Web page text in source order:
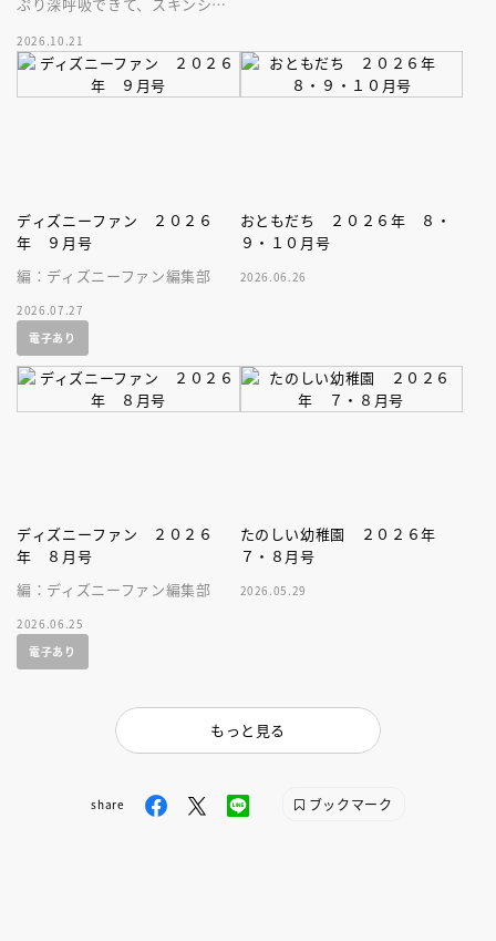
家、キボリノコンノ初のファー
ストブック。
2026.10.21
ディズニーファン ２０２６
年 ９月号
編：ディズニーファン編集部
2026.07.27
電子あり
おともだち ２０２６年 ８・
９・１０月号
2026.06.26
ディズニーファン ２０２６
年 ８月号
編：ディズニーファン編集部
2026.06.25
電子あり
たのしい幼稚園 ２０２６年
７・８月号
2026.05.29
もっと見る
share ブックマーク